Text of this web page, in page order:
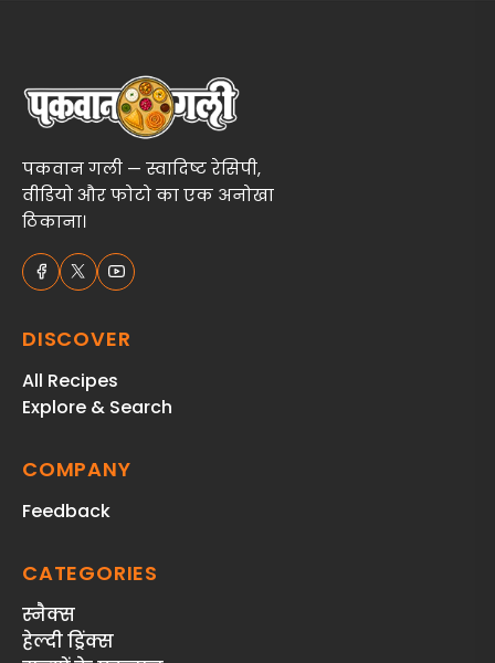
पकवान गली — स्वादिष्ट रेसिपी,
वीडियो और फोटो का एक अनोखा
ठिकाना।
DISCOVER
All Recipes
Explore & Search
COMPANY
Feedback
CATEGORIES
स्‍नैक्‍स
हेल्दी ड्रिंक्स